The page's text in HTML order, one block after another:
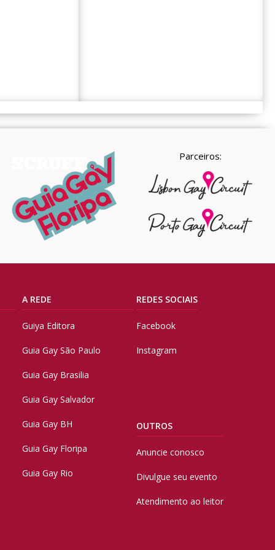
Parceiros:
A REDE
Guiya Editora
Guia Gay São Paulo
Guia Gay Brasilia
Guia Gay Salvador
Guia Gay BH
Guia Gay Floripa
Guia Gay Rio
REDES SOCIAIS
Facebook
Instagram
OUTROS
Anuncie conosco
Divulgue seu evento
Atendimento ao leitor